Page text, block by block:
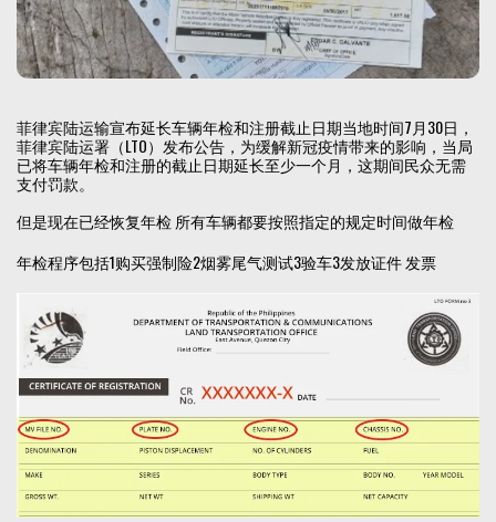
菲律宾陆运输宣布延长车辆年检和注册截止日期当地时间7月30日，
菲律宾陆运署（LTO）发布公告，为缓解新冠疫情带来的影响，当局
已将车辆年检和注册的截止日期延长至少一个月，这期间民众无需
支付罚款。
但是现在已经恢复年检 所有车辆都要按照指定的规定时间做年检
年检程序包括1购买强制险2烟雾尾气测试3验车3发放证件 发票